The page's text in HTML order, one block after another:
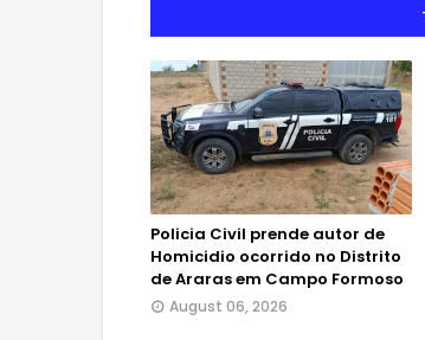
Policia Civil prende autor de
Homicidio ocorrido no Distrito
de Araras em Campo Formoso
August 06, 2026